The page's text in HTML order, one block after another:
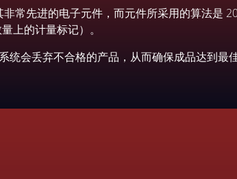
常先进的电子元件，而元件所采用的算法是
上的计量标记）。
会丢弃不合格的产品，从而确保成品达到最佳